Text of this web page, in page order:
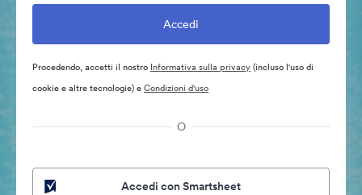
Procedendo, accetti il nostro Informativa sulla privacy(incluso l'uso di
cookie e altre tecnologie) eCondizioni d'uso
O
Accedi con Smartsheet